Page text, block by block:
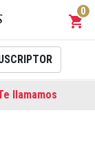
shopping_cart
0
llamamos